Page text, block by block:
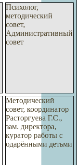
Психолог,
методический
совет,
Административный
совет
Методический
совет, координатор
Расторгуева Г.С.,
зам. директора,
куратор работы с
одарёнными детьми